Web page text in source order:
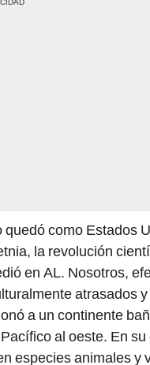
como Estados
la revolución
en AL. Nosotros,
atrasados
a un continente
al oeste. En
especies animales y